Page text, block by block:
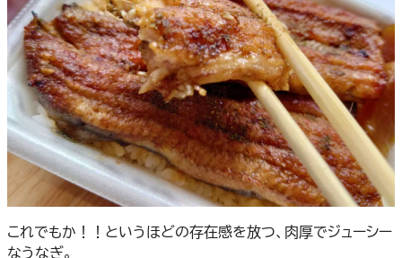
これでもか！！というほどの存在感を放つ、肉厚でジューシー
なうなぎ。